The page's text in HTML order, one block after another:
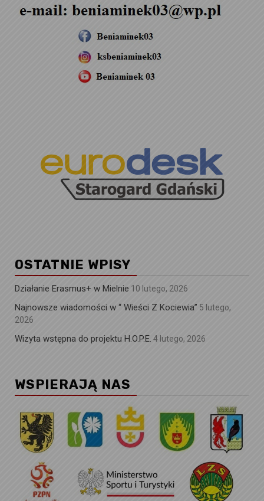
OSTATNIE WPISY
Działanie Erasmus+ w Mielnie 10 lutego, 2026
Najnowsze wiadomości w “ Wieści Z Kociewia” 5 lutego,
2026
Wizyta wstępna do projektu H.O.P.E. 4 lutego, 2026
WSPIERAJĄ NAS